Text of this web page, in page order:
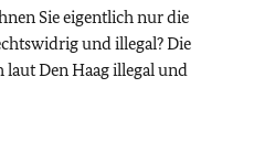
Sie eigentlich nur die
und illegal? Die
laut Den Haag illegal und